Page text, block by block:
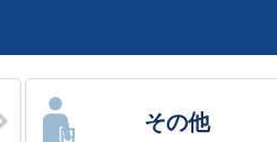
その他